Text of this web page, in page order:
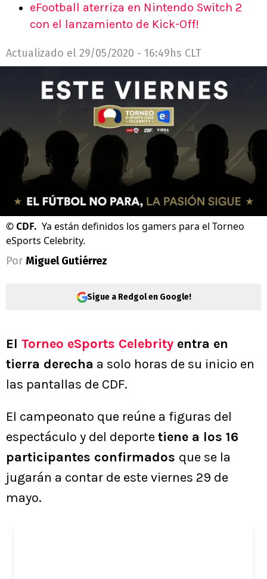
eFootball aterriza en Nintendo Switch 2
con el lanzamiento de Kick-Off!
Actualizado el 29/05/2020 - 16:49hs CLT
© CDF. Ya están definidos los gamers para el Torneo
eSports Celebrity.
Por Miguel Gutiérrez
Sigue a Redgol en Google!
El Torneo eSports Celebrity entra en
tierra derecha a solo horas de su inicio en
las pantallas de CDF.
El campeonato que reúne a figuras del
espectáculo y del deportetiene a los 16
participantes confirmados que se la
jugarán a contar de este viernes 29 de
mayo.